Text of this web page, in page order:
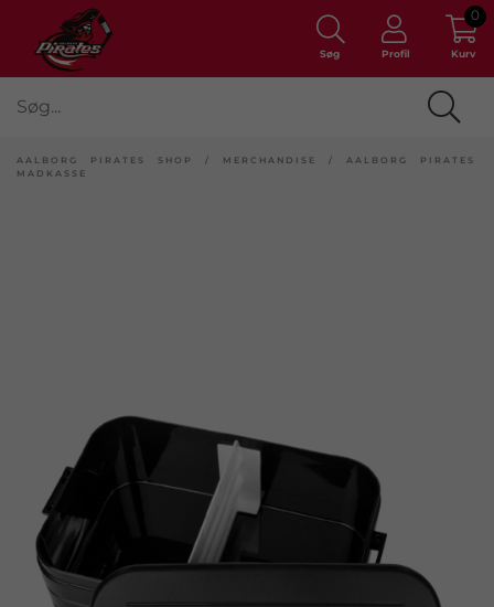
Søg Profil Kurv
0
AALBORG PIRATES SHOP / MERCHANDISE / AALBORG PIRATES
MADKASSE